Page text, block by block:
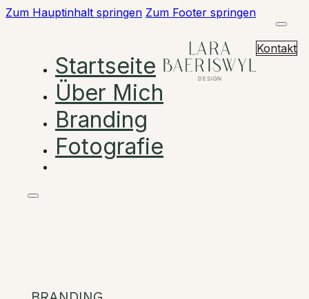
Zum Hauptinhalt springen Zum Footer springen
Startseite
Über Mich
Branding
Fotografie
Kontakt